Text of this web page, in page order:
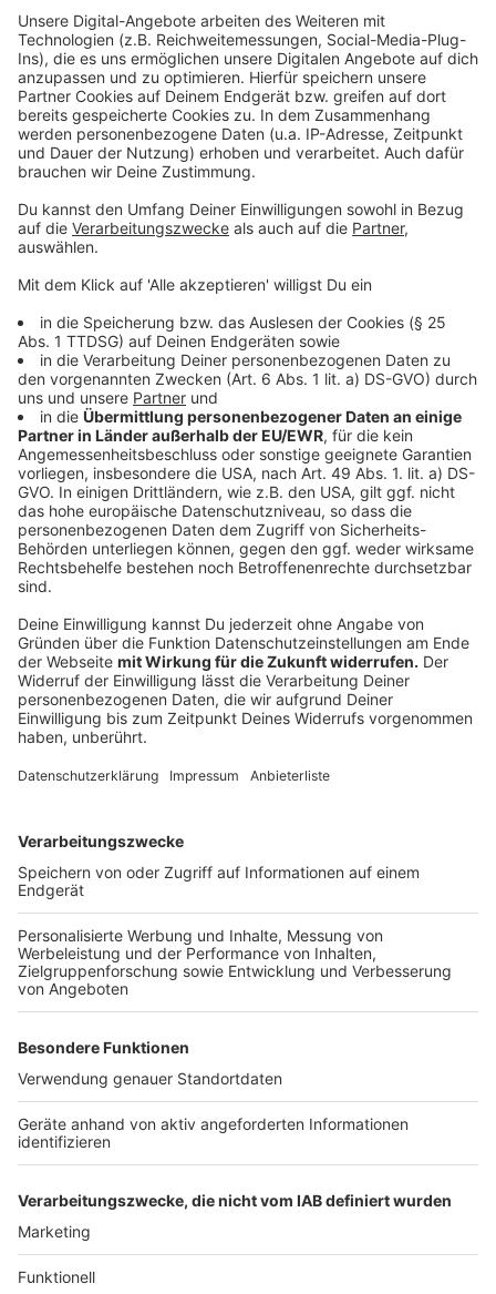
Im Vergleich zu 2021 liegen die Passagierzahlen 39
Prozent höher.
Flughafen-Geschäftsführer Thomas Schnalke freut
sich über das hohe Passagieraufkommen, räumt aber
ein: "Aufgrund der unveränderten branchenweiten
Gesamtsituation kann es nach wie vor besonders in
den Verkehrsspitzen zu Verzögerungen und längeren
Wartezeiten kommen." Wer vom Flughafen Düsseldorf
abfliegt, muss sich wie in den Sommerferien darauf
einstellen, früh am Flughafen zu sein um den Flieger
würden garantiert, bei der Gepäckausladung würden zu
"Peakzeiten" die Abfertigungsdienstleiter unterstützt.
Anzeige
Das sagt der Flughafen Köln/Bonn
Anzeige
Am Köln/Bonn Airport werden 560.000 Fluggäste
erwartet - so lautet die offizielle Mitteilung - bis zu
knapp 150.000 davon allein am ersten
Ferienwochenende. Türkei, Spanien und Italien seien
die beliebtesten Reiseziele.
Auch dieser Flughafen kündigt im Vorfeld an, dass es
an Wochenenden zu längeren Wartezeiten am Check-
als noch in den Sommerferien. "Die für die
Passagierkontrollen zuständige Bundes­polizei hat
Maßnahmen ergriffen und setzt inzwischen einen
zweiten Dienstleister für die Kontrollen ein", erklärt
der Airport. Die allgemeine Empfehlung lautet: "In der
Regel öffnet der Check-In am Flughafen 2,5 bis 3
Stunden vor dem Abflug. Es empfiehlt sich, diese Zeit
für Check-In und Sicherheitskontrolle am Flughafen
zur Sicherheitskontrolle zu gehen." Fluggäste können
sich vor Abflug über die wichtigsten Dingeauf dieser
Seiteinformieren.
Autor: Joachim Schultheis
Anzeige